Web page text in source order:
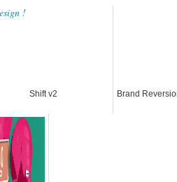
!
Shift v2 Brand